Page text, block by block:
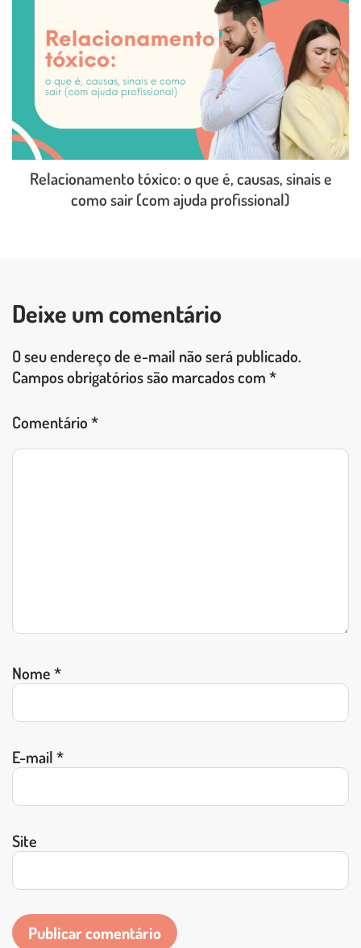
Relacionamento tóxico: o que é, causas, sinais e
como sair (com ajuda profissional)
Deixe um comentário
O seu endereço de e-mail não será publicado.
Campos obrigatórios são marcados com*
Comentário*
Nome*
E-mail*
Site